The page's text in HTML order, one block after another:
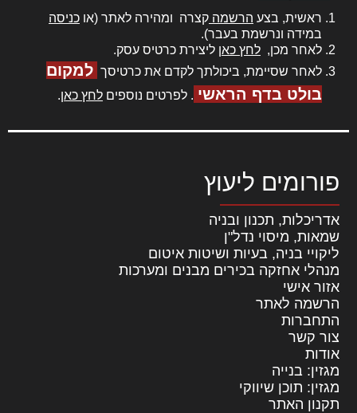
ראשית, בצע הרשמה קצרה ומהירה לאתר (או כניסה
במידה ונרשמת בעבר).
לאחר מכן, לחץ כאן ליצירת כרטיס עסק.
לאחר שסיימת, ביכולתך לקדם את כרטיסך למקום
בולט בדף הראשי . לפרטים נוספים לחץ כאן.
פורומים ליעוץ
אדריכלות, תכנון ובניה
שמאות, מיסוי נדל"ן
ליקויי בניה, בעיות ושיטות איטום
מנהלי אחזקה בכירים מבנים ומערכות
אזור אישי
הרשמה לאתר
התחברות
צור קשר
אודות
מגזין: בנייה
מגזין: תוכן שיווקי
תקנון האתר